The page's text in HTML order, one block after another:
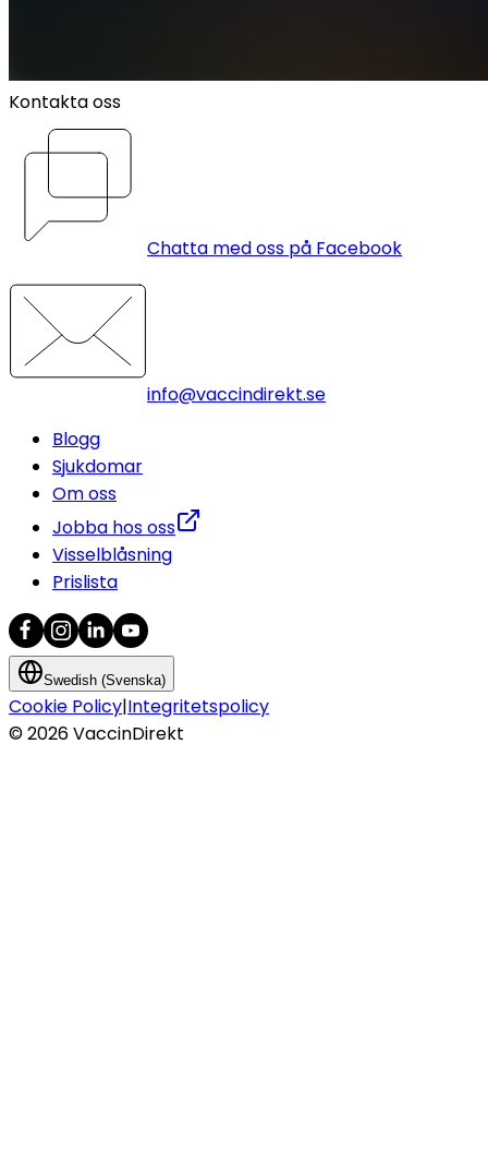
Kontakta oss
Chatta med oss på Facebook
info@vaccindirekt.se
Blogg
Sjukdomar
Om oss
Jobba hos oss
Visselblåsning
Prislista
Swedish (Svenska)
Cookie Policy|Integritetspolicy
©2026VaccinDirekt